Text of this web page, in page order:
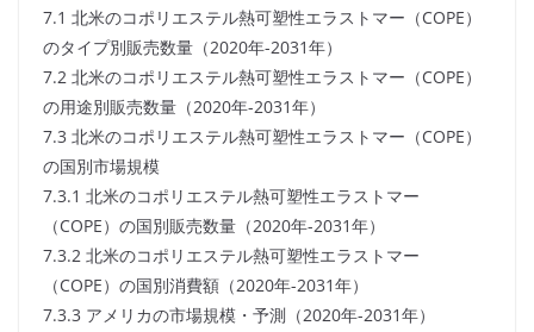
7.1 北米のコポリエステル熱可塑性エラストマー（COPE）
のタイプ別販売数量（2020年-2031年）
7.2 北米のコポリエステル熱可塑性エラストマー（COPE）
の用途別販売数量（2020年-2031年）
7.3 北米のコポリエステル熱可塑性エラストマー（COPE）
の国別市場規模
7.3.1 北米のコポリエステル熱可塑性エラストマー
（COPE）の国別販売数量（2020年-2031年）
7.3.2 北米のコポリエステル熱可塑性エラストマー
（COPE）の国別消費額（2020年-2031年）
7.3.3 アメリカの市場規模・予測（2020年-2031年）